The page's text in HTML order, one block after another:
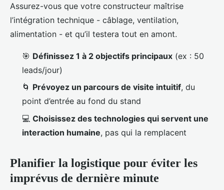
Assurez-vous que votre constructeur maîtrise
l’intégration technique - câblage, ventilation,
alimentation - et qu’il testera tout en amont.
🎯 Définissez 1 à 2 objectifs principaux (ex : 50
leads/jour)
🌀 Prévoyez un parcours de visite intuitif, du
point d’entrée au fond du stand
💻 Choisissez des technologies qui servent une
interaction humaine, pas qui la remplacent
Planifier la logistique pour éviter les
imprévus de dernière minute